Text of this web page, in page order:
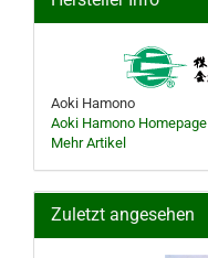
Aoki Hamono
Aoki Hamono Homepage
Mehr Artikel
Zuletzt angesehen